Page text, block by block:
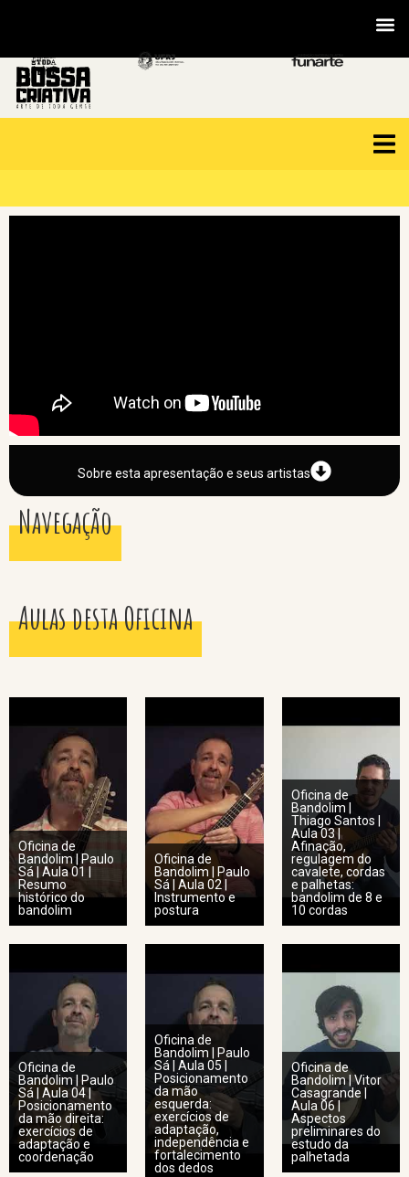
Sobre esta apresentação e seus artistas
Navegação
Aulas desta Oficina
Oficina de
Bandolim | Paulo
Sá | Aula 01 |
Resumo
histórico do
bandolim
Oficina de
Bandolim | Paulo
Sá | Aula 02 |
Instrumento e
postura
Oficina de
Bandolim |
Thiago Santos |
Aula 03 |
Afinação,
regulagem do
cavalete, cordas
e palhetas:
bandolim de 8 e
10 cordas
Oficina de
Bandolim | Paulo
Sá | Aula 04 |
Posicionamento
da mão direita:
exercícios de
adaptação e
coordenação
Oficina de
Bandolim | Paulo
Sá | Aula 05 |
Posicionamento
da mão
esquerda:
exercícios de
adaptação,
independência e
fortalecimento
dos dedos
Oficina de
Bandolim | Vitor
Casagrande |
Aula 06 |
Aspectos
preliminares do
estudo da
palhetada